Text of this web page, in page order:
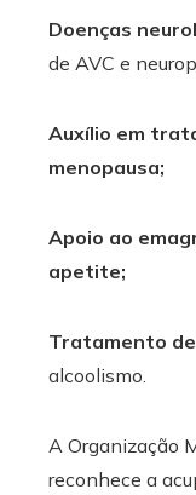
Doenças
de AVC e
Auxílio em
menopausa;
Apoio ao
apetite;
Tratamento
alcoolismo.
A Organização
reconhece a